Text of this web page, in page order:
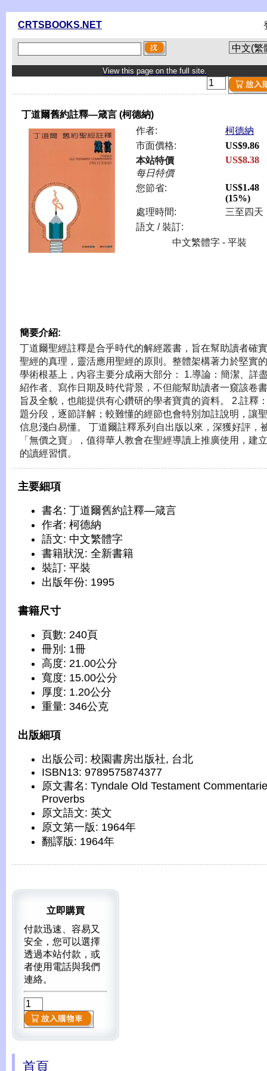
CRTSBOOKS.NET
View this page on the full site.
丁道爾舊約註釋—箴言 (柯德納)
作者:
柯德納
市面價格:
US$9.86
本站特價
每日特價
US$8.38
您節省:
US$1.48
(15%)
處理時間:
三至四天
語文 / 裝訂:
中文繁體字 - 平裝
簡要介紹:
丁道爾聖經註釋是合乎時代的解經叢書，旨在幫助讀者確
聖經的真理，靈活應用聖經的原則。整體架構著力於堅實
學術根基上，內容主要分成兩大部分： 1.導論：簡潔、詳
紹作者、寫作日期及時代背景，不但能幫助讀者一窺該卷
旨及全貌，也能提供有心鑽研的學者寶貴的資料。 2.註釋
題分段，逐節詳解；較難懂的經節也會特別加註說明，讓
信息淺白易懂。 丁道爾註釋系列自出版以來，深獲好評，
「無價之寶」，值得華人教會在聖經導讀上推廣使用，建
的讀經習慣。
主要細項
書名: 丁道爾舊約註釋—箴言
作者: 柯德納
語文: 中文繁體字
書籍狀況: 全新書籍
裝訂: 平裝
出版年份: 1995
書籍尺寸
頁數: 240頁
冊別: 1冊
高度: 21.00公分
寬度: 15.00公分
厚度: 1.20公分
重量: 346公克
出版細項
出版公司: 校園書房出版社, 台北
ISBN13: 9789575874377
原文書名: Tyndale Old Testament
Proverbs
原文語文: 英文
原文第一版: 1964年
翻譯版: 1964年
立即購買
付款迅速、容易又
安全，您可以選擇
透過本站付款，或
者使用電話與我們
連絡。
首頁